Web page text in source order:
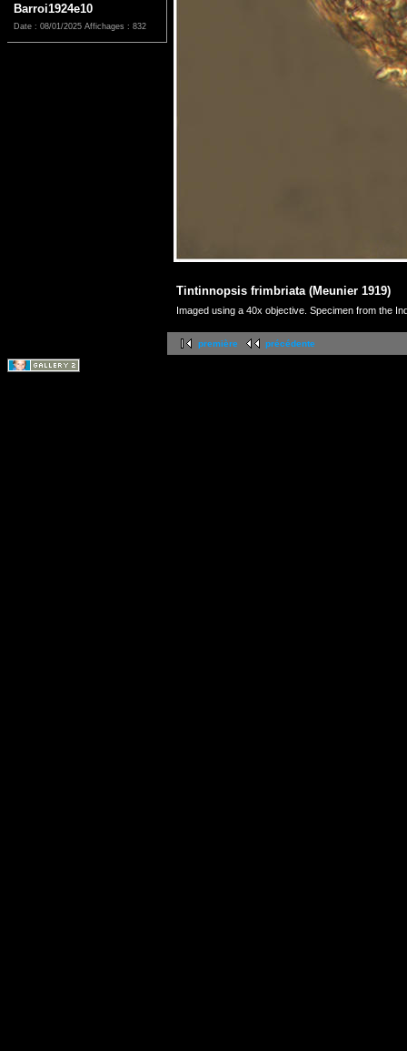
Barroi1924e10
Date : 08/01/2025 Affichages : 832
Tintinnopsis frimbriata (Meunier 1919)
Imaged using a 40x objective. Specimen from the
première précédente